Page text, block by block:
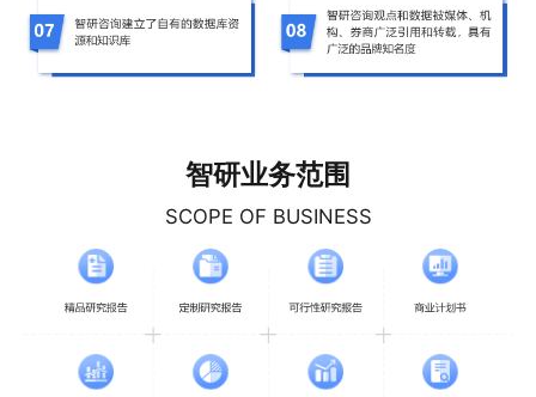
智研业务范围
SCOPE OF BUSINESS